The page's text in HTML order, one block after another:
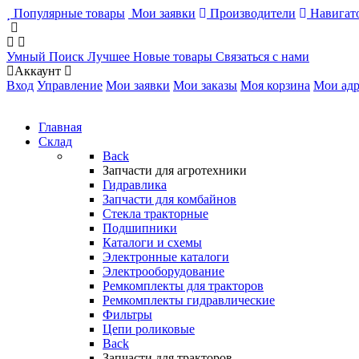
Популярные товары Мои заявки Производители
Умный Поиск Лучшее Новые товары Связаться с нами
Аккаунт
Вход Управление Мои заявки Мои заказы Моя корзина Мои
Главная
Склад
Back
Запчасти для агротехники
Гидравлика
Запчасти для комбайнов
Стекла тракторные
Подшипники
Каталоги и схемы
Электронные каталоги
Электрооборудование
Ремкомплекты для тракторов
Ремкомплекты гидравлические
Фильтры
Цепи роликовые
Back